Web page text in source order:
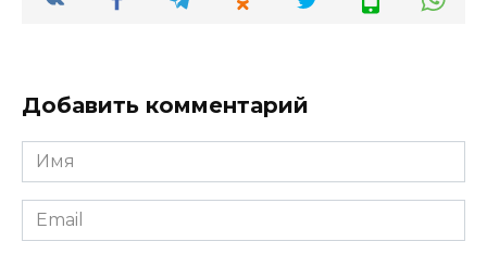
Добавить комментарий
Имя
*
Email
*